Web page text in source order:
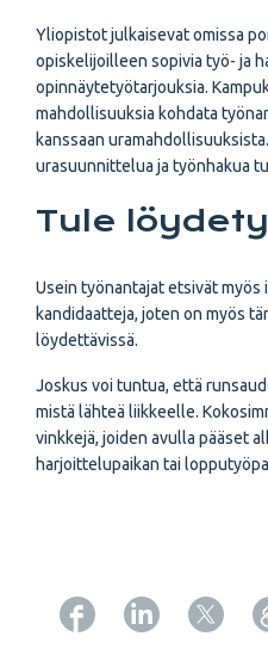
Yliopistot julkaisevat omissa
opiskelijoilleen sopivia työ- ja
opinnäytetyötarjouksia.
mahdollisuuksia kohdata
kanssaan
urasuunnittelua ja työnhakua
Tule
Usein työnantajat etsivät myös
kandidaatteja, joten on myös
löydettävissä.
Joskus voi tuntua, että
mistä lähteä liikkeelle.
vinkkejä, joiden avulla pääset
harjoittelupaikan tai